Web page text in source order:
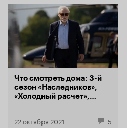
Что смотреть дома: 3-й
сезон «Наследников»,
«Холодный расчет»,
22 октября 2021 5